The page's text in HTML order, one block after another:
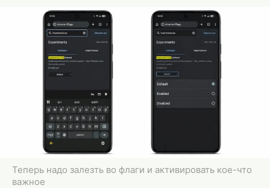
Теперь надо залезть во флаги и активировать кое-что
важное